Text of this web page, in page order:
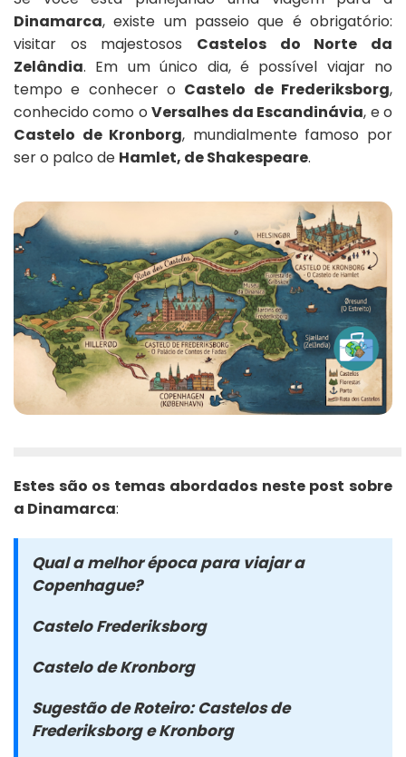
Dinamarca, existe um passeio que é obrigatório:
visitar os majestosos Castelos do Norte da
Zelândia. Em um único dia, é possível viajar no
tempo e conhecer o Castelo de Frederiksborg,
conhecido como oVersalhes da Escandinávia, e o
Castelo de Kronborg, mundialmente famoso por
ser o palco de Hamlet, de Shakespeare.
Estes são os temas abordados neste post sobre
a Dinamarca:
Qual a melhor época para viajar a
Copenhague?
Castelo Frederiksborg
Castelo de Kronborg
Sugestão de Roteiro: Castelos de
Frederiksborg e Kronborg